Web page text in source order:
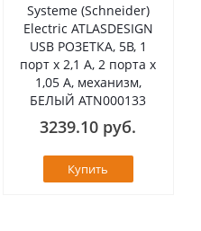
Systeme (Schneider)
Electric ATLASDESIGN
USB РОЗЕТКА, 5В, 1
порт x 2,1 А, 2 порта х
1,05 А, механизм,
БЕЛЫЙ ATN000133
3239.10 руб.
Купить